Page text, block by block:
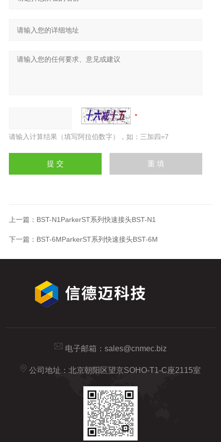
请输入计算结果（填写阿拉伯数字），如：三加四=7
上一篇： BST-N1ParkerST系列快速接头BST-N1
下一篇： BST-6MParkerST系列快速接头BST-6M
电子邮箱： sales@cnmec.biz
公司地址：北京朝阳区望京SOHO-T1-C座2115室